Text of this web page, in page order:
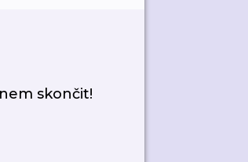
skončit!